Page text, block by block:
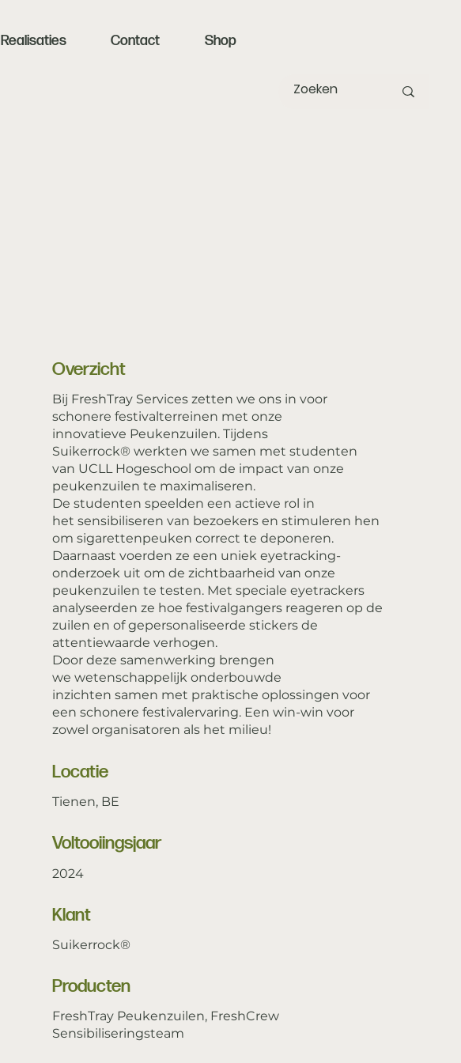
Realisaties Contact Shop
Overzicht
Bij FreshTray Services zetten we ons in voor
schonere festivalterreinen met onze
innovatieve Peukenzuilen. Tijdens
Suikerrock® werkten we samen met studenten
van UCLL Hogeschool om de impact van onze
peukenzuilen te maximaliseren.
De studenten speelden een actieve rol in
het sensibiliseren van bezoekers en stimuleren hen
om sigarettenpeuken correct te deponeren.
Daarnaast voerden ze een uniek eyetracking-
onderzoek uit om de zichtbaarheid van onze
peukenzuilen te testen. Met speciale eyetrackers
analyseerden ze hoe festivalgangers reageren op de
zuilen en of gepersonaliseerde stickers de
attentiewaarde verhogen.
Door deze samenwerking brengen
we wetenschappelijk onderbouwde
inzichten samen met praktische oplossingen voor
een schonere festivalervaring. Een win-win voor
zowel organisatoren als het milieu!
Locatie
Tienen, BE
Voltooiingsjaar
2024
Klant
Suikerrock®
Producten
FreshTray Peukenzuilen, FreshCrew
Sensibiliseringsteam